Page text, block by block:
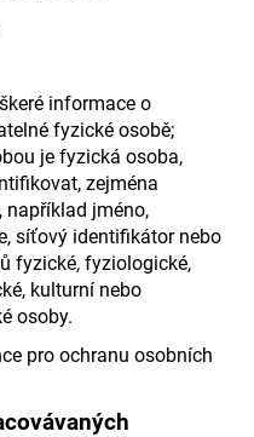
informace o
fyzické osobě;
je fyzická osoba,
zejména
například jméno,
síťový identifikátor nebo
fyzické, fyziologické,
kulturní nebo
osoby.
pro ochranu osobních